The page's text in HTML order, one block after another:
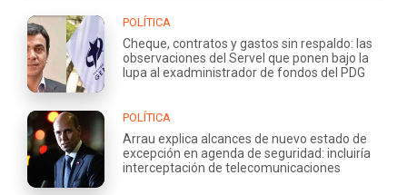
POLÍTICA
Cheque, contratos y gastos sin respaldo: las
observaciones del Servel que ponen bajo la
lupa al exadministrador de fondos del PDG
POLÍTICA
Arrau explica alcances de nuevo estado de
excepción en agenda de seguridad: incluiría
interceptación de telecomunicaciones